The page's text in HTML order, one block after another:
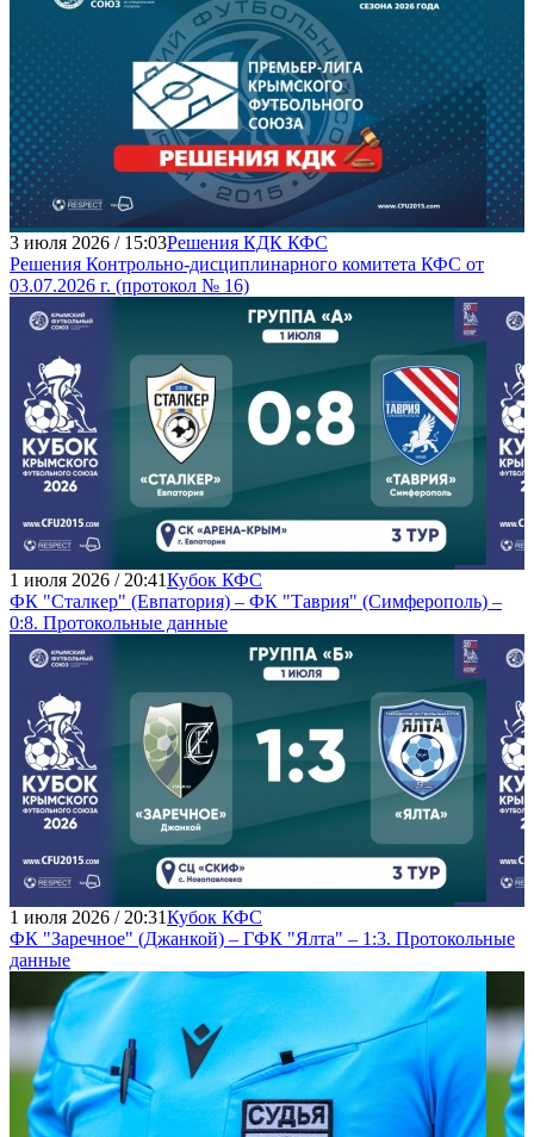
3 июля 2026 / 15:03Решения КДК КФС
Решения Контрольно-дисциплинарного комитета КФС от
03.07.2026 г. (протокол № 16)
1 июля 2026 / 20:41Кубок КФС
ФК "Сталкер" (Евпатория) – ФК "Таврия" (Симферополь) –
0:8. Протокольные данные
1 июля 2026 / 20:31Кубок КФС
ФК "Заречное" (Джанкой) – ГФК "Ялта" – 1:3. Протокольные
данные